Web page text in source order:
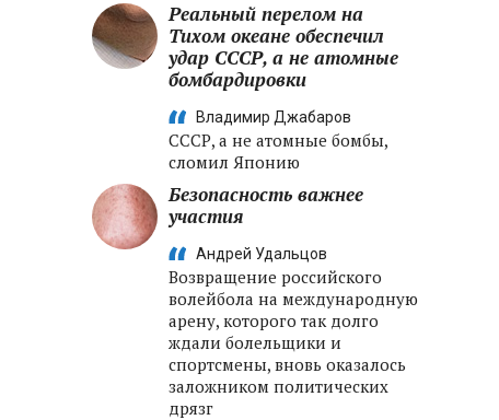
Реальный перелом на
Тихом океане обеспечил
удар СССР, а не атомные
бомбардировки
Владимир Джабаров
СССР, а не атомные бомбы,
сломил Японию
Безопасность важнее
участия
Андрей Удальцов
Возвращение российского
волейбола на международную
арену, которого так долго
ждали болельщики и
спортсмены, вновь оказалось
заложником политических
дрязг